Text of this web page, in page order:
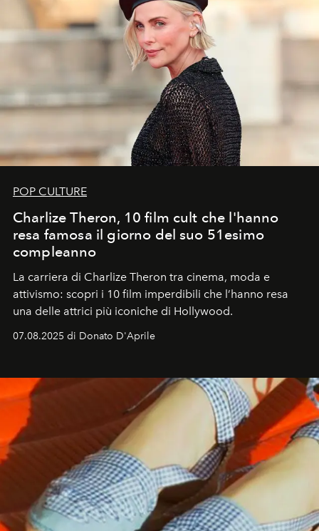
POP CULTURE
Charlize Theron, 10 film cult che l'hanno
resa famosa il giorno del suo 51esimo
compleanno
La carriera di Charlize Theron tra cinema, moda e
attivismo: scopri i 10 film imperdibili che l’hanno resa
una delle attrici più iconiche di Hollywood.
07.08.2025 di Donato D'Aprile